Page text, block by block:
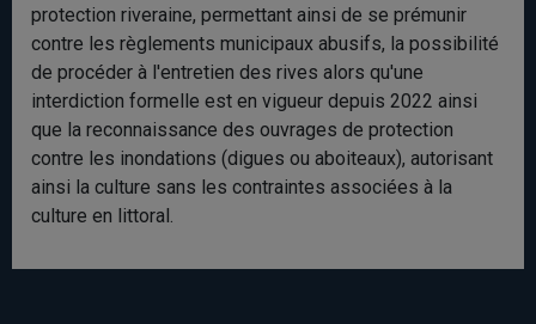
protection riveraine, permettant ainsi de se prémunir
contre les règlements municipaux abusifs, la possibilité
de procéder à l'entretien des rives alors qu'une
interdiction formelle est en vigueur depuis 2022 ainsi
que la reconnaissance des ouvrages de protection
contre les inondations (digues ou aboiteaux), autorisant
ainsi la culture sans les contraintes associées à la
culture en littoral.